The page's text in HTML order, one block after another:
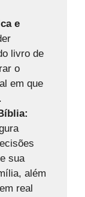
e
livro de
o
em que
sua
além
real